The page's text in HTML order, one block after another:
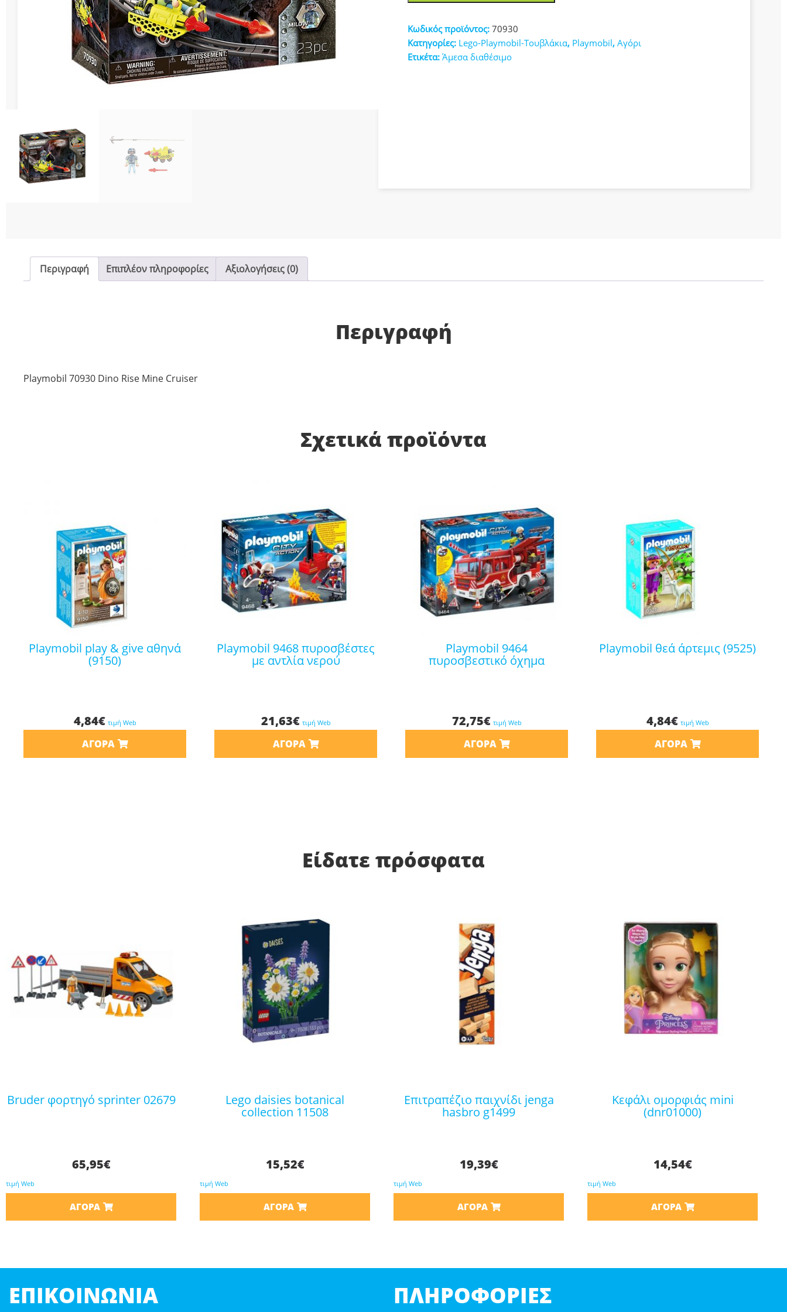
Διάφορες Κατασκευές
Σπόρ
Rise
Mine
Cruiser
Κωδικός προϊόντος: 70930
Κατηγορίες: Lego-Playmobil-Τουβλάκια, Playmobil, Αγόρι
Ετικέτα: Άμεσα διαθέσιμο
Περιγραφή Επιπλέον πληροφορίες Αξιολογήσεις (0)
Περιγραφή
Playmobil 70930 Dino Rise Mine Cruiser
Σχετικά προϊόντα
playmobil play & give αθηνά
(9150)
4,84€ τιμή Web
ΑΓΟΡΆ
playmobil 9468 πυροσβέστες
με αντλία νερού
21,63€ τιμή Web
ΑΓΟΡΆ
playmobil 9464
πυροσβεστικό όχημα
72,75€ τιμή Web
ΑΓΟΡΆ
playmobil θεά άρτεμις (9525)
4,84€ τιμή Web
ΑΓΟΡΆ
Είδατε πρόσφατα
bruder φορτηγό sprinter 02679
65,95€
τιμή Web
ΑΓΟΡΆ
lego daisies botanical
collection 11508
15,52€
τιμή Web
ΑΓΟΡΆ
επιτραπέζιο παιχνίδι jenga
hasbro g1499
19,39€
τιμή Web
ΑΓΟΡΆ
κεφάλι ομορφιάς mini
(dnr01000)
14,54€
τιμή Web
ΑΓΟΡΆ
ΕΠΙΚΟΙΝΩΝΊΑ ΠΛΗΡΟΦΟΡΊΕΣ